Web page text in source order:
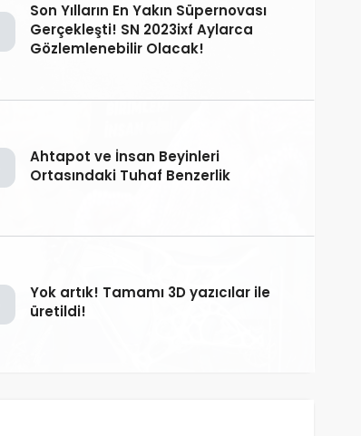
Son Yılların En Yakın Süpernovası
Gerçekleşti! SN 2023ixf Aylarca
Gözlemlenebilir Olacak!
Ahtapot ve İnsan Beyinleri
Ortasındaki Tuhaf Benzerlik
Yok artık! Tamamı 3D yazıcılar ile
üretildi!